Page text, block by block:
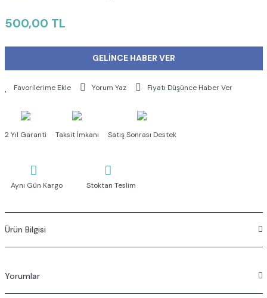
500,00 TL
GELİNCE HABER VER
Yorum Yaz Fiyatı Düşünce Haber Ver
2 Yıl Garanti Taksit İmkanı Satış Sonrası Destek
Aynı Gün Kargo Stoktan Teslim
Ürün Bilgisi
Ürün malzemesi : krom
En : 500 mm
Yorumlar